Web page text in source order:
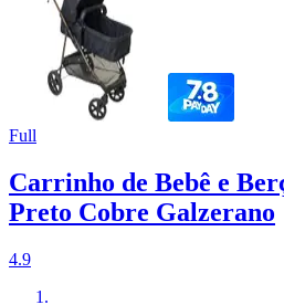
Full
Carrinho de Bebê e
Preto Cobre Galzerano
4.9